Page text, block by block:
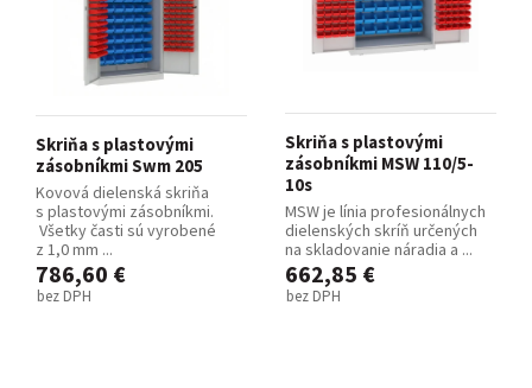
Skriňa s plastovými
zásobníkmi Swm 205
Kovová dielenská skriňa
s plastovými zásobníkmi.
Všetky časti sú vyrobené
z 1,0 mm ...
786,60 €
bez DPH
Skriňa s plastovými
zásobníkmi MSW 110/5-
10s
MSW je línia profesionálnych
dielenských skríň určených
na skladovanie náradia a ...
662,85 €
bez DPH